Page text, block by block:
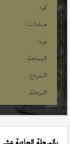
كود
حمامات:
نوم:
المساحة:
النموذج:
المرحلة: